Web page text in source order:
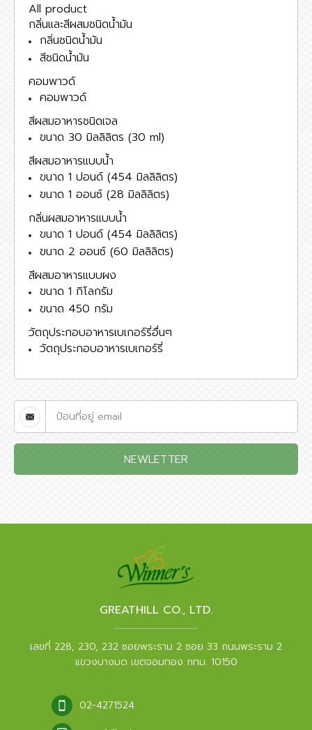
All product
กลิ่นและสีผสมชนิดน้ำมัน
กลิ่นชนิดน้ำมัน
สีชนิดน้ำมัน
คอมพาวด์
คอมพาวด์
สีผสมอาหารชนิดเจล
ขนาด 30 มิลลิลิตร (30 ml)
สีผสมอาหารแบบน้ำ
ขนาด 1 ปอนด์ (454 มิลลิลิตร)
ขนาด 1 ออนซ์ (28 มิลลิลิตร)
กลิ่นผสมอาหารแบบน้ำ
ขนาด 1 ปอนด์ (454 มิลลิลิตร)
ขนาด 2 ออนซ์ (60 มิลลิลิตร)
สีผสมอาหารแบบผง
ขนาด 1 กิโลกรัม
ขนาด 450 กรัม
วัตถุประกอบอาหารเบเกอร์รี่อื่นๆ
วัตถุประกอบอาหารเบเกอร์รี่
NEWLETTER
GREATHILL CO., LTD.
เลขที่ 228, 230, 232 ซอยพระราม 2 ซอย 33 ถนนพระราม 2
แขวงบางมด เขตจอมทอง กทม. 10150
02-4271524